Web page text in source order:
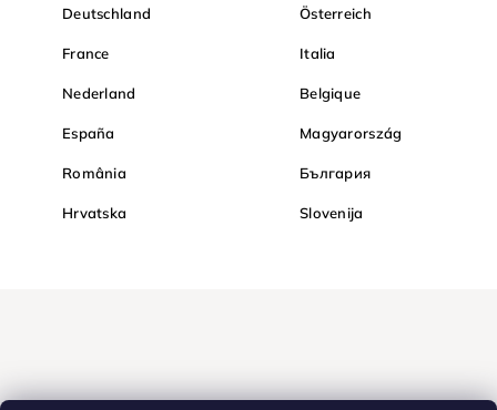
Deutschland Österreich
France Italia
Nederland Belgique
España Magyarország
România България
Hrvatska Slovenija